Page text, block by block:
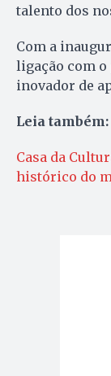
talento dos
Com a
ligação com o
inovador de
Leia também:
Casa da
histórico do